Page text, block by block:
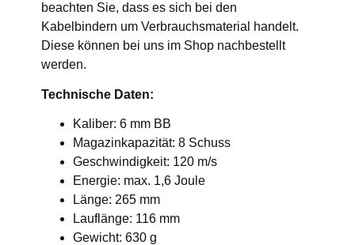
beachten Sie, dass es sich bei den
Kabelbindern um Verbrauchsmaterial handelt.
Diese können bei uns im Shop nachbestellt
werden.
Technische Daten:
Kaliber: 6 mm BB
Magazinkapazität: 8 Schuss
Geschwindigkeit: 120 m/s
Energie: max. 1,6 Joule
Länge: 265 mm
Lauflänge: 116 mm
Gewicht: 630 g